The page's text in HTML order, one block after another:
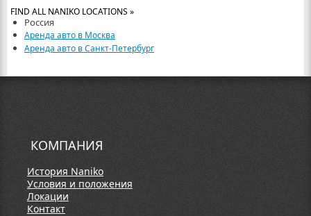
FIND ALL NANIKO LOCATIONS »
Россия
Аренда авто в Москва
Аренда авто в Санкт-Петербург
КОМПАНИЯ
История Naniko
Условия и положения
Локации
Контакт